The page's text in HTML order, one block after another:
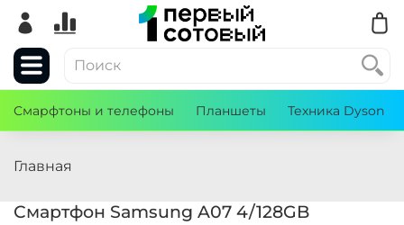
Смарфтоны и телефоны Планшеты Техника Dyson
Главная
Смартфон Samsung A07 4/128GB